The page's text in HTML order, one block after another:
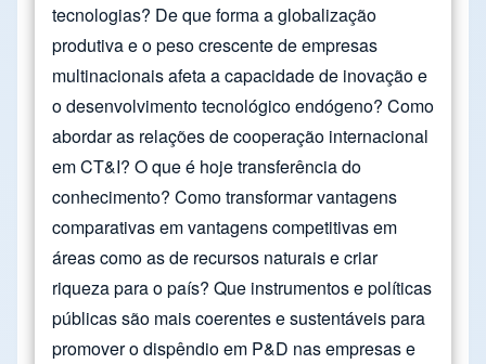
tecnologias? De que forma a globalização
produtiva e o peso crescente de empresas
multinacionais afeta a capacidade de inovação e
o desenvolvimento tecnológico endógeno? Como
abordar as relações de cooperação internacional
em CT&I? O que é hoje transferência do
conhecimento? Como transformar vantagens
comparativas em vantagens competitivas em
áreas como as de recursos naturais e criar
riqueza para o país? Que instrumentos e políticas
públicas são mais coerentes e sustentáveis para
promover o dispêndio em P&D nas empresas e